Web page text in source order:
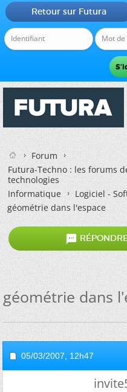
Retour sur Futura
Forum
Futura-Techno : les forums
technologies
Informatique
Logiciel -
géométrie dans l'espace

géométrie dans
05/03/2007, 12h47